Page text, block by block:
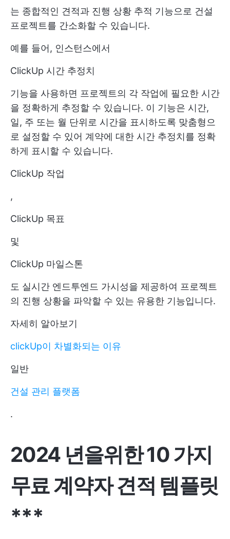
는 종합적인 견적과 진행 상황 추적 기능으로 건설
프로젝트를 간소화할 수 있습니다.
예를 들어, 인스턴스에서
ClickUp 시간 추정치
기능을 사용하면 프로젝트의 각 작업에 필요한 시간
을 정확하게 추정할 수 있습니다. 이 기능은 시간,
일, 주 또는 월 단위로 시간을 표시하도록 맞춤형으
로 설정할 수 있어 계약에 대한 시간 추정치를 정확
하게 표시할 수 있습니다.
ClickUp 작업
,
ClickUp 목표
및
ClickUp 마일스톤
도 실시간 엔드투엔드 가시성을 제공하여 프로젝트
의 진행 상황을 파악할 수 있는 유용한 기능입니다.
자세히 알아보기
clickUp이 차별화되는 이유
일반
건설 관리 플랫폼
.
2024 년을위한 10 가지
무료 계약자 견적 템플릿
***